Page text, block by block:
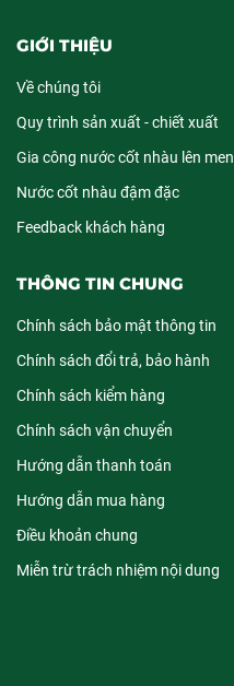
GIỚI THIỆU
Về chúng tôi
Quy trình sản xuất - chiết xuất
Gia công nước cốt nhàu lên men
Nước cốt nhàu đậm đặc
Feedback khách hàng
THÔNG TIN CHUNG
Chính sách bảo mật thông tin
Chính sách đổi trả, bảo hành
Chính sách kiểm hàng
Chính sách vận chuyển
Hướng dẫn thanh toán
Hướng dẫn mua hàng
Điều khoản chung
Miễn trừ trách nhiệm nội dung